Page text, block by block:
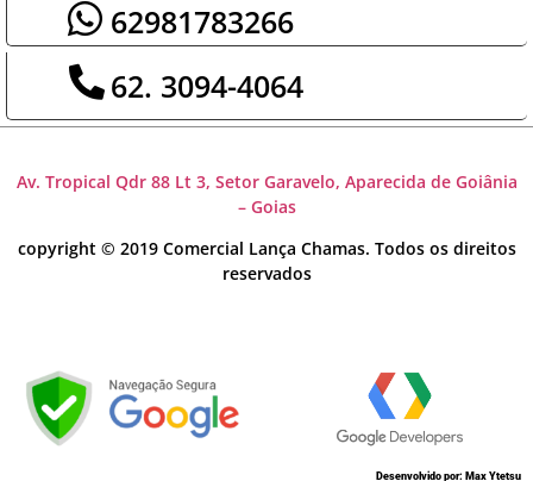
62981783266
62. 3094-4064
Av. Tropical Qdr 88 Lt 3, Setor Garavelo, Aparecida de Goiânia
– Goias
copyright © 2019 Comercial Lança Chamas. Todos os direitos
reservados
Desenvolvido por: Max Ytetsu